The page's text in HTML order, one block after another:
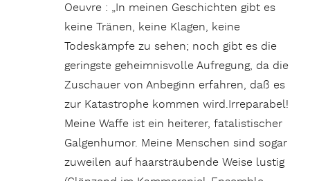
Oeuvre : „In meinen Geschichten gibt es
keine Tränen, keine Klagen, keine
Todeskämpfe zu sehen; noch gibt es die
geringste geheimnisvolle Aufregung, da die
Zuschauer von Anbeginn erfahren, daß es
zur Katastrophe kommen wird.Irreparabel!
Meine Waffe ist ein heiterer, fatalistischer
Galgenhumor. Meine Menschen sind sogar
zuweilen auf haarsträubende Weise lustig